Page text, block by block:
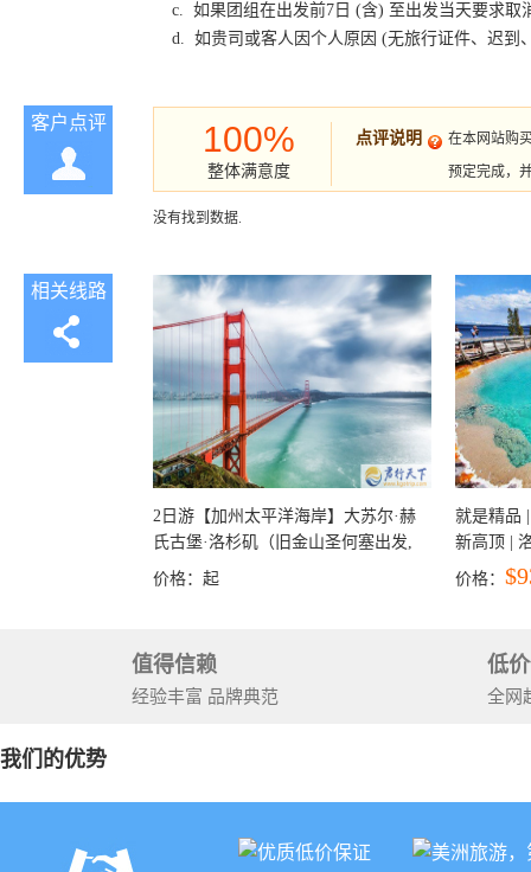
c. 如果团组在出发前7日 (含) 至出发当天要求取
d. 如贵司或客人因个人原因 (无旅行证件、迟到
客户点评 100%
整体满意度
点评说明
在本网站购
预定完成，
没有找到数据.
相关线路
2日游【加州太平洋海岸】大苏尔·赫
氏古堡·洛杉矶（旧金山圣何塞出发,
洛杉矶结束）
价格： 起
就是精品
新高顶 |
彩穴+马
价格：
值得信赖
经验丰富 品牌典范
低
全网
我们的优势